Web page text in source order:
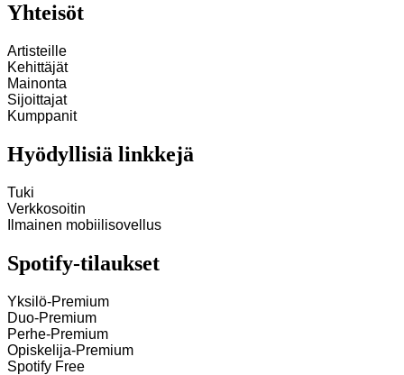
Yhteisöt
Artisteille
Kehittäjät
Mainonta
Sijoittajat
Kumppanit
Hyödyllisiä linkkejä
Tuki
Verkkosoitin
Ilmainen mobiilisovellus
Spotify-tilaukset
Yksilö-Premium
Duo-Premium
Perhe-Premium
Opiskelija-Premium
Spotify Free